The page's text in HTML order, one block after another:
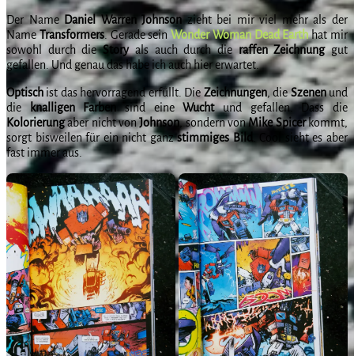
Der Name Daniel Warren Johnsonzieht bei mir viel mehr als der
NameTransformers. Gerade seinWonder Woman Dead Earthhat mir
sowohl durch dieStoryals auch durch dieraffen Zeichnunggut
gefallen. Und genau das habe ich auch hier erwartet.
Optisch ist das hervorragend erfüllt. Die Zeichnungen, dieSzenenund
die knalligen Farben sind eineWuchtund gefallen. Dass die
Kolorierungaber nicht vonJohnson, sondern vonMike Spicerkommt,
sorgt bisweilen für ein nicht ganzstimmiges Bild
. Cool sieht es aber
fast immer aus.